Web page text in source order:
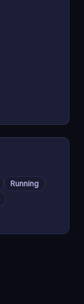
Running